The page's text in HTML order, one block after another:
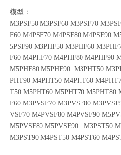
模型：
M3PSF50 M3PSF60 M3PSF70
F60 M4PSF70 M4PSF80 M4PSF90
5PSF90 M3PHF50 M3PHF60
F60 M4PHF70 M4PHF80 M4PHF90
M5PHF80 M5PHF90 M3PHT50
PHT90 M4PHT50 M4PHT60
T50 M5PHT60 M5PHT70 M5PHT80
F60 M3PVSF70 M3PVSF80
VSF70 M4PVSF80 M4PVSF90
M5PVSF80 M5PVSF90 M3PST50
M3PST90 M4PST50 M4PST60